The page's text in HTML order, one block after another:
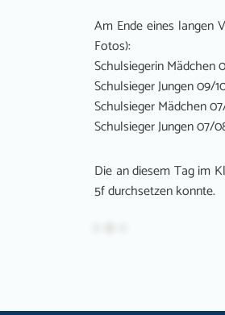
Am Ende eines langen
Fotos):
Schulsiegerin Mädchen
Schulsieger Jungen 09/
Schulsieger Mädchen
Schulsieger Jungen 07/
Die an diesem Tag im
5f durchsetzen konnte.